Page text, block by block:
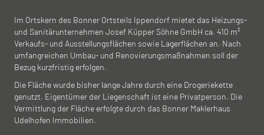
Im Ortskern des Bonner Ortsteils Ippendorf mietet das Heizungs-
und Sanitärunternehmen Josef Küpper Söhne GmbH ca. 410 m²
Verkaufs- und Ausstellungsflächen sowie Lagerflächen an. Nach
umfangreichen Umbau- und Renovierungsmaßnahmen soll der
Bezug kurzfristig erfolgen.
Die Fläche wurde bisher lange Jahre durch eine Drogeriekette
genutzt. Eigentümer der Liegenschaft ist eine Privatperson. Die
Vermittlung der Fläche erfolgte durch das Bonner Maklerhaus
Udelhofen Immobilien.